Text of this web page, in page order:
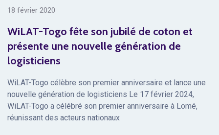
18 février 2020
WiLAT-Togo fête son jubilé de coton et
présente une nouvelle génération de
logisticiens
WiLAT-Togo célèbre son premier anniversaire et lance une
nouvelle génération de logisticiens Le 17 février 2024,
WiLAT-Togo a célébré son premier anniversaire à Lomé,
réunissant des acteurs nationaux